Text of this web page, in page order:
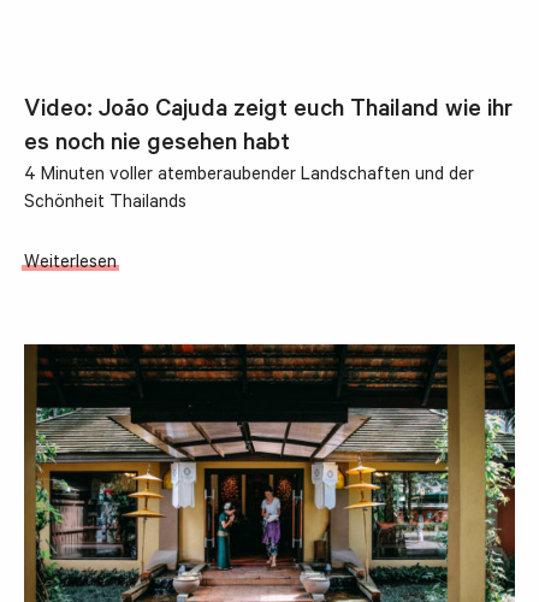
Video: João Cajuda zeigt euch Thailand wie ihr
es noch nie gesehen habt
4 Minuten voller atemberaubender Landschaften und der
Schönheit Thailands
Weiterlesen